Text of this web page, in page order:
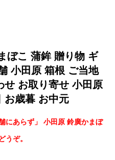
ぼこ 蒲鉾 贈り物 ギ
小田原 箱根 ご当地
せ お取り寄せ 小田原
お歳暮 お中元
にあらず」 小田原 鈴廣かまぼ
ぞ。